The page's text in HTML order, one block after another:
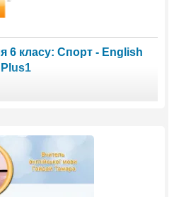
6 класу: Спорт - English
Plus1